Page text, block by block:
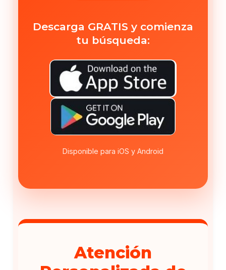
Descarga GRATIS y comienza
tu búsqueda:
Disponible para iOS y Android
Atención